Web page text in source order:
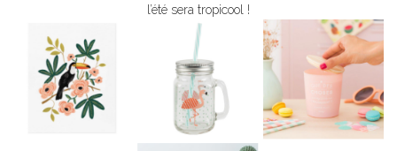
l’été sera tropicool !